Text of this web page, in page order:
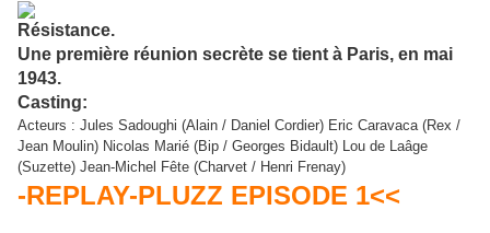
Résistance.
Une première réunion secrète se tient à Paris, en mai
1943.
Casting:
Acteurs : Jules Sadoughi (Alain / Daniel Cordier) Eric Caravaca (Rex /
Jean Moulin) Nicolas Marié (Bip / Georges Bidault) Lou de Laâge
(Suzette) Jean-Michel Fête (Charvet / Henri Frenay)
-REPLAY-PLUZZ EPISODE 1<<